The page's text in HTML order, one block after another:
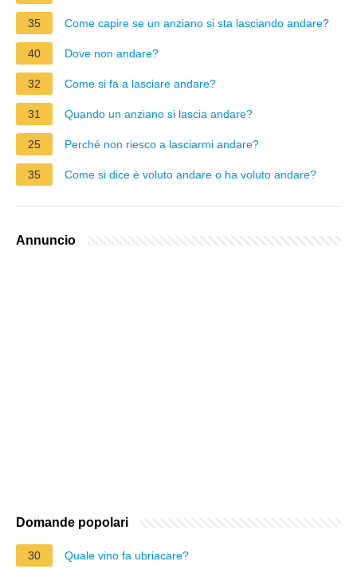
35 Come capire se un anziano si sta lasciando andare?
40 Dove non andare?
32 Come si fa a lasciare andare?
31 Quando un anziano si lascia andare?
25 Perché non riesco a lasciarmi andare?
35 Come si dice è voluto andare o ha voluto andare?
Annuncio
Domande popolari
30 Quale vino fa ubriacare?